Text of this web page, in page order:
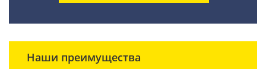
Наши преимущества